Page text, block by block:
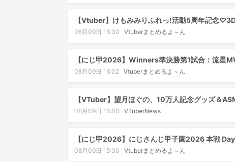
【Vtuber】けもみみりふれっ!活動5周年記念
08月09日 16:30 Vtuberまとめるよ～ん
【にじ甲2026】Winners準決勝第1試合：流星
08月09日 16:02 Vtuberまとめるよ～ん
【VTuber】望月ほぐの、10万人記念グッズ＆
08月09日 16:00 VTuberNews
【にじ甲2026】にじさんじ甲子園2026 本戦
08月09日 15:30 Vtuberまとめるよ～ん